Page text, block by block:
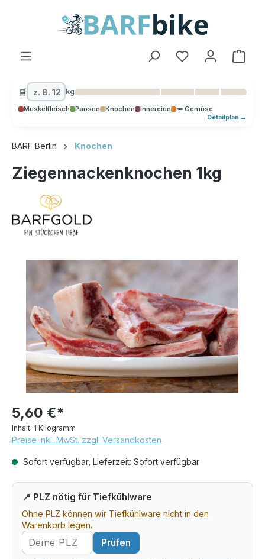
🛒 kg
Muskelfleisch Pansen Knochen Innereien 🥕 Gemüse
Detailplan →
BARF Berlin Knochen
Ziegennackenknochen 1kg
Bildergalerie überspringen
5,60 €*
Inhalt: 1 Kilogramm
Preise inkl. MwSt. zzgl. Versandkosten
Sofort verfügbar, Lieferzeit: Sofort verfügbar
📍 PLZ nötig für Tiefkühlware
Ohne PLZ können wir Tiefkühlware nicht in den
Warenkorb legen.
Prüfen